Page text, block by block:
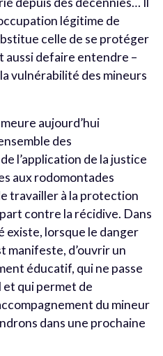
légitime de
celle de se protéger
aussi defaire entendre –
vulnérabilité des mineurs
aujourd’hui
des
l’application de la justice
aux rodomontades
travailler à la protection
contre la récidive. Dans
lorsque le danger
manifeste, d’ouvrir un
éducatif, qui ne passe
et qui permet de
du mineur
dans une prochaine